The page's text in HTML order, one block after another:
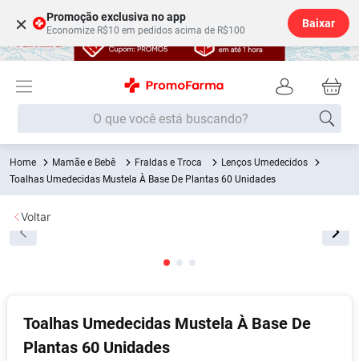
× Promoção exclusiva no app
Economize R$10 em pedidos acima de R$100
Baixar
O que você está buscando?
Mamãe e Bebê Fraldas e Troca
Lenços Umedecidos
Toalhas Umedecidas Mustela À Base De Plantas 60 Unidades
Toalhas Umedecidas Mustela À Base De
Plantas 60 Unidades
Voltar
Termos mais buscados
1º Fralda
2
6º Shampoo
7º Desodorante